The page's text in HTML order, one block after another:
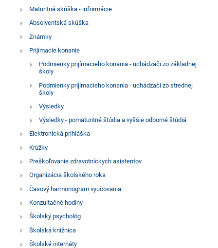
Maturitná skúška - informácie
Absolventská skúška
Známky
Prijímacie konanie
Podmienky prijímacieho konania - uchádzači zo základnej
školy
Podmienky prijímacieho konania - uchádzači zo strednej
školy
Výsledky
Výsledky - pomaturitné štúdia a vyššie odborné štúdiá
Elektronická prihláška
Krúžky
Preškoľovanie zdravotníckych asistentov
Organizácia školského roka
Časový harmonogram vyučovania
Konzultačné hodiny
Školský psychológ
Školská knižnica
Školské internáty